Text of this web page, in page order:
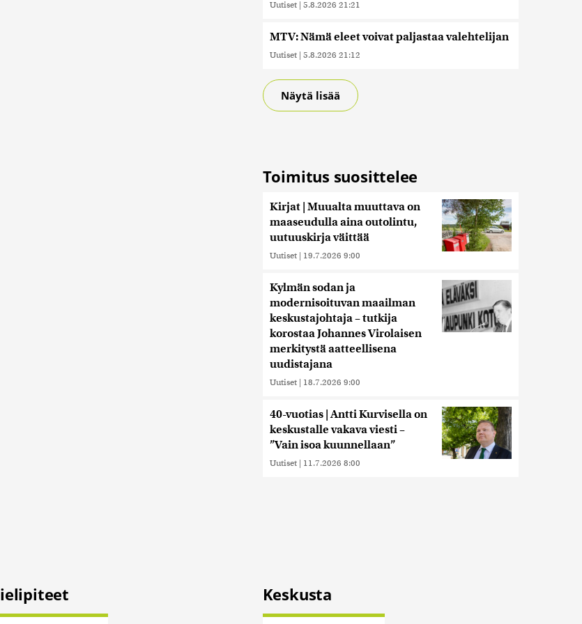
Uutiset | 5.8.2026 21:21
MTV: Nämä eleet voivat paljastaa valehtelijan
Uutiset | 5.8.2026 21:12
Näytä lisää
Toimitus suosittelee
Kirjat | Muualta muuttava on
maaseudulla aina outolintu,
uutuuskirja väittää
Uutiset | 19.7.2026 9:00
Kylmän sodan ja
modernisoituvan maailman
keskustajohtaja – tutkija
korostaa Johannes Virolaisen
merkitystä aatteellisena
uudistajana
Uutiset | 18.7.2026 9:00
40-vuotias | Antti Kurvisella on
keskustalle vakava viesti –
”Vain isoa kuunnellaan”
Uutiset | 11.7.2026 8:00
Keskusta